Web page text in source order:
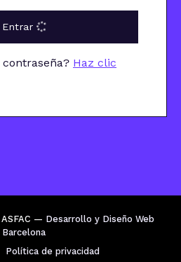
Entrar
Haz clic
— Desarrollo y Diseño Web
Barcelona
Política de privacidad